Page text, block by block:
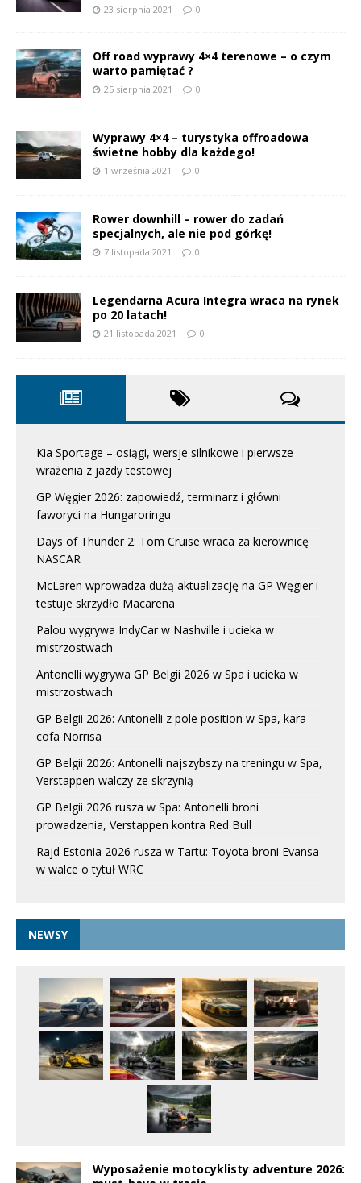
23 sierpnia 2021 0
Off road wyprawy 4×4 terenowe – o czym
warto pamiętać ?
25 sierpnia 2021 0
Wyprawy 4×4 – turystyka offroadowa
świetne hobby dla każdego!
1 września 2021 0
Rower downhill – rower do zadań
specjalnych, ale nie pod górkę!
7 listopada 2021 0
Legendarna Acura Integra wraca na rynek
po 20 latach!
21 listopada 2021 0
Kia Sportage – osiągi, wersje silnikowe i pierwsze
wrażenia z jazdy testowej
GP Węgier 2026: zapowiedź, terminarz i główni
faworyci na Hungaroringu
Days of Thunder 2: Tom Cruise wraca za kierownicę
NASCAR
McLaren wprowadza dużą aktualizację na GP Węgier i
testuje skrzydło Macarena
Palou wygrywa IndyCar w Nashville i ucieka w
mistrzostwach
Antonelli wygrywa GP Belgii 2026 w Spa i ucieka w
mistrzostwach
GP Belgii 2026: Antonelli z pole position w Spa, kara
cofa Norrisa
GP Belgii 2026: Antonelli najszybszy na treningu w Spa,
Verstappen walczy ze skrzynią
GP Belgii 2026 rusza w Spa: Antonelli broni
prowadzenia, Verstappen kontra Red Bull
Rajd Estonia 2026 rusza w Tartu: Toyota broni Evansa
w walce o tytuł WRC
NEWSY
Wyposażenie motocyklisty adventure 2026: